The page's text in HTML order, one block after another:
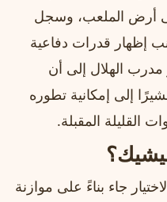
دقيقة على أرض الملعب، وسجل
إظهار قدرات دفاعية
الهلال إلى أن
إلى إمكانية تطوره
القليلة المقبلة.
جاء بناءً على موازنة